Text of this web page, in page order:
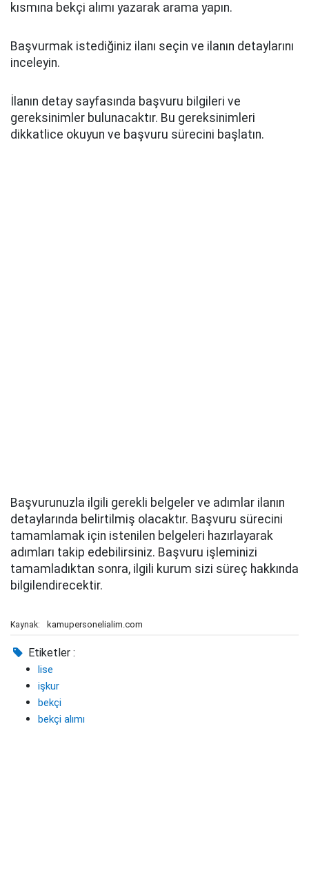
kısmına bekçi alımı yazarak arama yapın.
Başvurmak istediğiniz ilanı seçin ve ilanın detaylarını
inceleyin.
İlanın detay sayfasında başvuru bilgileri ve
gereksinimler bulunacaktır. Bu gereksinimleri
dikkatlice okuyun ve başvuru sürecini başlatın.
Başvurunuzla ilgili gerekli belgeler ve adımlar ilanın
detaylarında belirtilmiş olacaktır. Başvuru sürecini
tamamlamak için istenilen belgeleri hazırlayarak
adımları takip edebilirsiniz. Başvuru işleminizi
tamamladıktan sonra, ilgili kurum sizi süreç hakkında
bilgilendirecektir.
Kaynak: kamupersonelialim.com
Etiketler :
lise
işkur
bekçi
bekçi alımı